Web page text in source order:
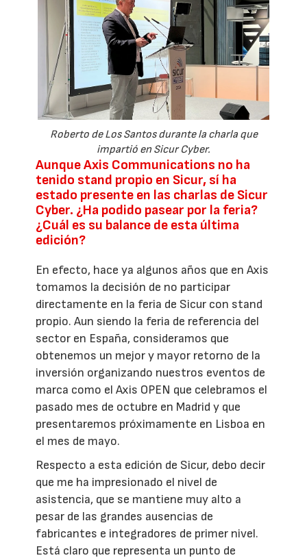
Roberto de Los Santos durante la charla que
impartió en Sicur Cyber.
Aunque Axis Communications no ha
tenido stand propio en Sicur, sí ha
estado presente en las charlas de Sicur
Cyber. ¿Ha podido pasear por la feria?
¿Cuál es su balance de esta última
edición?
En efecto, hace ya algunos años que en Axis
tomamos la decisión de no participar
directamente en la feria de Sicur con stand
propio. Aun siendo la feria de referencia del
sector en España, consideramos que
obtenemos un mejor y mayor retorno de la
inversión organizando nuestros eventos de
marca como el Axis OPEN que celebramos el
pasado mes de octubre en Madrid y que
presentaremos próximamente en Lisboa en
el mes de mayo.
Respecto a esta edición de Sicur, debo decir
que me ha impresionado el nivel de
asistencia, que se mantiene muy alto a
pesar de las grandes ausencias de
fabricantes e integradores de primer nivel.
Está claro que representa un punto de